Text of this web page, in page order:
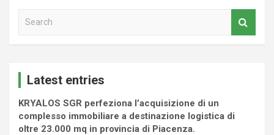
Latest entries
KRYALOS SGR perfeziona l’acquisizione di un
complesso immobiliare a destinazione logistica di
oltre 23.000 mq in provincia di Piacenza.